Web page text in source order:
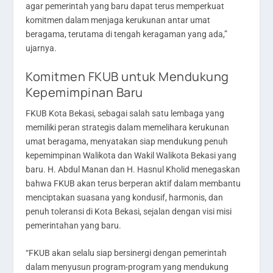
agar pemerintah yang baru dapat terus memperkuat
komitmen dalam menjaga kerukunan antar umat
beragama, terutama di tengah keragaman yang ada,”
ujarnya.
Komitmen FKUB untuk Mendukung
Kepemimpinan Baru
FKUB Kota Bekasi, sebagai salah satu lembaga yang
memiliki peran strategis dalam memelihara kerukunan
umat beragama, menyatakan siap mendukung penuh
kepemimpinan Walikota dan Wakil Walikota Bekasi yang
baru. H. Abdul Manan dan H. Hasnul Kholid menegaskan
bahwa FKUB akan terus berperan aktif dalam membantu
menciptakan suasana yang kondusif, harmonis, dan
penuh toleransi di Kota Bekasi, sejalan dengan visi misi
pemerintahan yang baru.
“FKUB akan selalu siap bersinergi dengan pemerintah
dalam menyusun program-program yang mendukung